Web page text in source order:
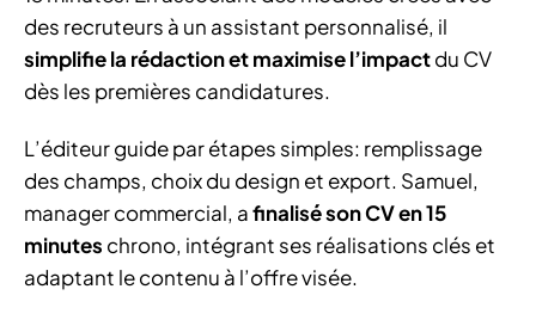
des recruteurs à un assistant personnalisé, il
simplifie la rédaction et maximise l’impactdu CV
dès les premières candidatures.
L’éditeur guide par étapes simples: remplissage
des champs, choix du design et export. Samuel,
manager commercial, afinalisé son CV en 15
minutes chrono, intégrant ses réalisations clés et
adaptant le contenu à l’offre visée.